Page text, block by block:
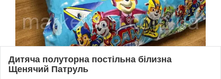
Дитяча полуторна постільна білизна
Щенячий Патруль